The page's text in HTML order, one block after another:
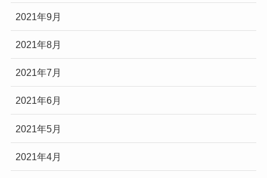
2021年9月
2021年8月
2021年7月
2021年6月
2021年5月
2021年4月